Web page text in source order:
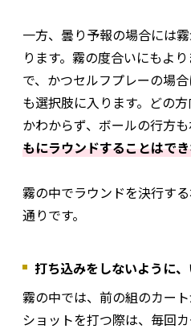
一方、曇り予報の場合には
ります。霧の度合いにもよ
で、かつセルフプレーの場
も選択肢に入ります。どの
かわからず、ボールの行方も
もにラウンドすることはで
霧の中でラウンドを決行す
通りです。
打ち込みをしないように
霧の中では、前の組のカー
ショットを打つ際は、毎回